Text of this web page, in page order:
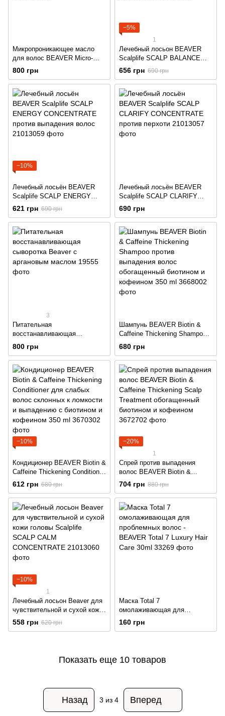
Микропроникающее масло
для волос BEAVER Micro-
Permeate Oxygen Silk Oil с
протеинами шелка
800 грн
−5%
1
Лечебный лосьон BEAVER
Scalplife SCALP BALANCE
CONCENTRATE для жирной
кожи головы и волос
656 грн 690 грн
−10%
Лечебный лосьён BEAVER
Scalplife SCALP ENERGY
CONCENTRATE против
выпадения волос
621 грн 690 грн
Лечебный лосьён BEAVER
Scalplife SCALP CLARIFY
CONCENTRATE против
перхоти
690 грн
3
Питательная
восстанавливающая
сыворотка Beaver с
аргановым маслом
800 грн
Шампунь BEAVER Biotin &
Caffeine Thickening Shampoo
против выпадения волос
обогащенный биотином и
кофеином 350 ml
680 грн
−10%
Кондиционер BEAVER Biotin &
Caffeine Thickening Conditioner
для слабых волос склонных к
ломкости и выпадению с
биотином и кофеином 350 ml
612 грн 680 грн
−20%
1
Спрей против выпадения
волос BEAVER Biotin &
Caffeine Thickening Scalp
Treatment обогащенный
биотином и кофеином
704 грн 880 грн
−10%
1
Лечебный лосьон Beaver для
чувствительной и сухой кожи
головы Scalplife SCALP CALM
CONCENTRATE
558 грн 620 грн
Маска Total 7
омолаживающая для
проблемных волос - BEAVER
Total 7 Luxury Hair Care 30ml
160 грн
Показать еще 10 товаров
Назад 3 из 4 Вперед